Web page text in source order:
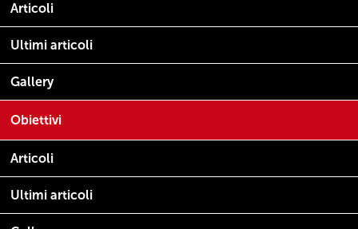
Articoli
Ultimi articoli
Gallery
Obiettivi
Articoli
Ultimi articoli
Termini e condizioni
Privacy Policy|Cookie Policy
Sviluppo e progetto dimoma Studio